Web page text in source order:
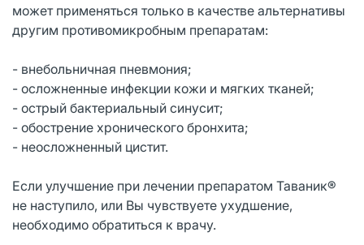
может применяться только в качестве альтернативы
другим противомикробным препаратам:
- внебольничная пневмония;
- осложненные инфекции кожи и мягких тканей;
- острый бактериальный синусит;
- обострение хронического бронхита;
- неосложненный цистит.
Если улучшение при лечении препаратом Таваник®
не наступило, или Вы чувствуете ухудшение,
необходимо обратиться к врачу.